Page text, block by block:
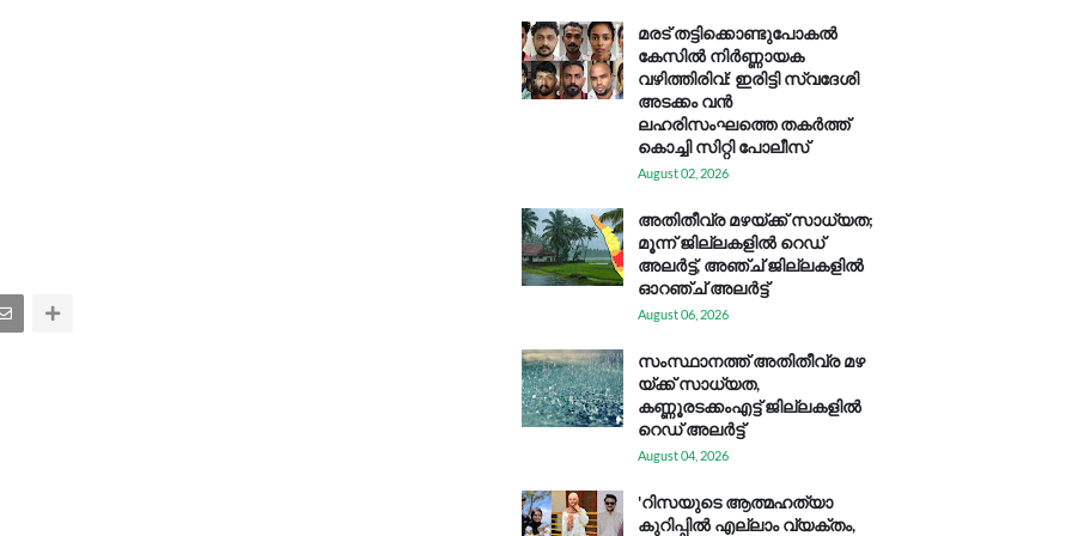
മരട് തട്ടിക്കൊണ്ടുപോകൽ
കേസിൽ നിർണ്ണായക
വഴിത്തിരിവ്: ഇരിട്ടി സ്വദേശി
അടക്കം വൻ
ലഹരിസംഘത്തെ തകർത്ത്
കൊച്ചി സിറ്റി പോലീസ്
August 02, 2026
അതിതീവ്ര മഴയ്ക്ക് സാധ്യത;
മൂന്ന് ജില്ലകളിൽ റെഡ്
അലർട്ട്, അഞ്ച് ജില്ലകളിൽ
ഓറഞ്ച് അലർട്ട്
August 06, 2026
സം​സ്ഥാ​ന​ത്ത് അ​തി​തീ​വ്ര മ​ഴ​
യ്ക്ക് സാ​ധ്യ​ത,
കണ്ണൂരടക്കംഎ​ട്ട് ജി​ല്ല​ക​ളി​ൽ
റെ​ഡ് അ​ലർ​ട്ട്
August 04, 2026
'റിസയുടെ ആത്മഹത്യാ
കുറിപ്പിൽ എല്ലാം വ്യക്തം,